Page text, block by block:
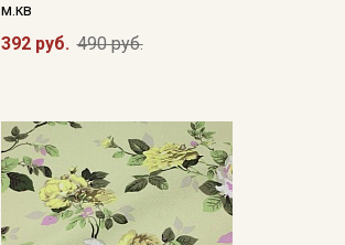
м.кв
392 руб. 490 руб.